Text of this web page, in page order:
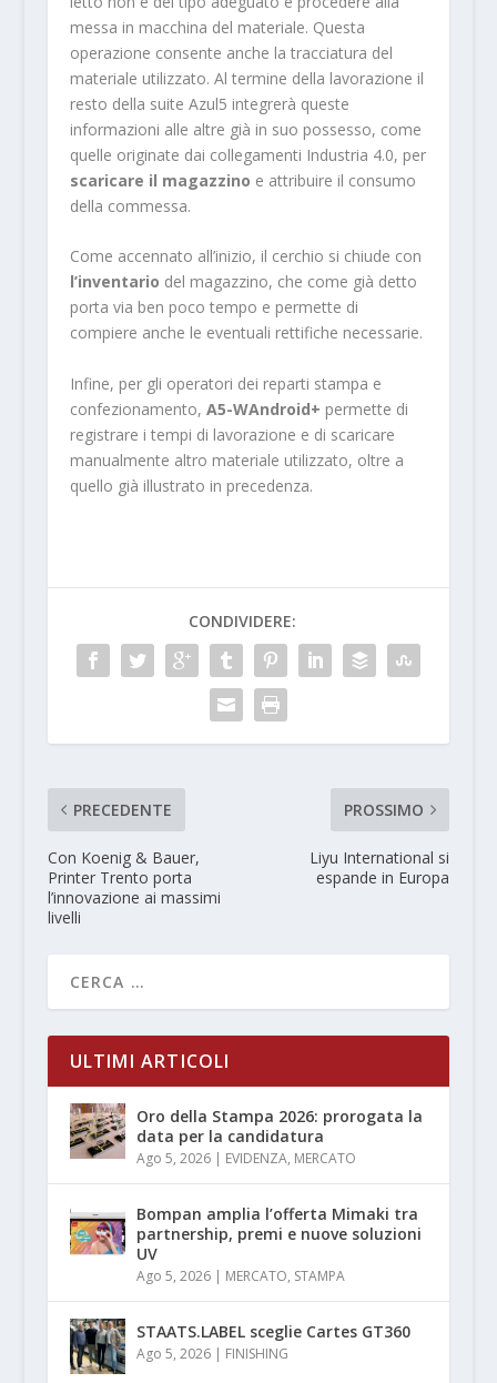
messa in macchina del materiale. Questa
operazione consente anche la tracciatura del
materiale utilizzato. Al termine della lavorazione il
resto della suite Azul5 integrerà queste
informazioni alle altre già in suo possesso, come
quelle originate dai collegamenti Industria 4.0, per
scaricare il magazzino e attribuire il consumo
della commessa.
Come accennato all’inizio, il cerchio si chiude con
l’inventario del magazzino, che come già detto
porta via ben poco tempo e permette di
compiere anche le eventuali rettifiche necessarie.
Infine, per gli operatori dei reparti stampa e
confezionamento, A5-WAndroid+ permette di
registrare i tempi di lavorazione e di scaricare
manualmente altro materiale utilizzato, oltre a
quello già illustrato in precedenza.
CONDIVIDERE:
PRECEDENTE
Con Koenig & Bauer,
Printer Trento porta
l’innovazione ai massimi
livelli
PROSSIMO
Liyu International si
espande in Europa
ULTIMI ARTICOLI
Oro della Stampa 2026: prorogata la
data per la candidatura
Ago 5, 2026| EVIDENZA, MERCATO
Bompan amplia l’offerta Mimaki tra
partnership, premi e nuove soluzioni
UV
Ago 5, 2026| MERCATO, STAMPA
STAATS.LABEL sceglie Cartes GT360
Ago 5, 2026| FINISHING